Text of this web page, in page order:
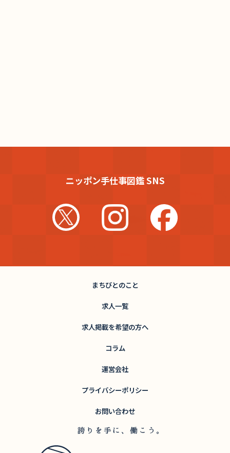
ニッポン手仕事図鑑 SNS
まちびとのこと
求人一覧
求人掲載を希望の方へ
コラム
運営会社
プライバシーポリシー
お問い合わせ